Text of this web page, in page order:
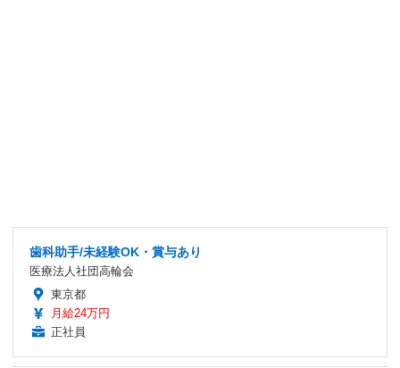
歯科助手/未経験OK・賞与あり
医療法人社団高輪会
東京都
月給24万円
正社員